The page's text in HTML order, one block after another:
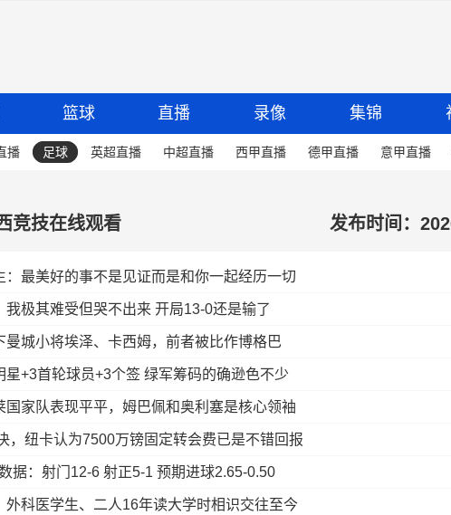
篮球 直播 录像 集锦
播 足球 英超直播 中超直播 西甲直播 德甲直播 意甲直播
竞技在线观看 发布时间：
：最美好的事不是见证而是和你一起经历一切
我极其难受但哭不出来 开局13-0还是输了
曼城小将埃泽、卡西姆，前者被比作博格巴
星+3首轮球员+3个签 绿军筹码的确逊色不少
国家队表现平平，姆巴佩和奥利塞是核心领袖
，纽卡认为7500万镑固定转会费已是不错回报
据：射门12-6 射正5-1 预期进球2.65-0.50
外科医学生、二人16年读大学时相识交往至今